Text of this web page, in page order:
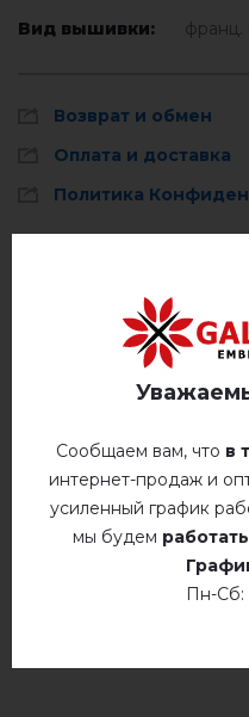
Вид вышивки:
франц.
Возврат и обмен
Оплата и доставка
Политика
Описание
ОТЗЫВЫ О
Немає відгуків про цей
добавьте свой
Сообщаем вам, что в
интернет-продаж и
усиленный график
мы будем работать
Пн-Сб: